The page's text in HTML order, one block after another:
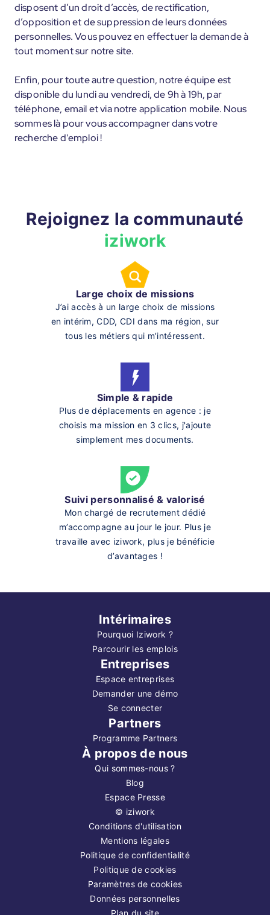
disposent d’un droit d’accès, de rectification,
d’opposition et de suppression de leurs données
personnelles. Vous pouvez en effectuer la demande à
tout moment sur notre site.
Enfin, pour toute autre question, notre équipe est
disponible du lundi au vendredi, de 9h à 19h, par
téléphone, email et via notre application mobile. Nous
sommes là pour vous accompagner dans votre
recherche d'emploi !
Rejoignez la communauté
iziwork
Large choix de missions
J’ai accès à un large choix de missions
en intérim, CDD, CDI dans ma région, sur
tous les métiers qui m’intéressent.
Simple & rapide
Plus de déplacements en agence : je
choisis ma mission en 3 clics, j'ajoute
simplement mes documents.
Suivi personnalisé & valorisé
Mon chargé de recrutement dédié
m’accompagne au jour le jour. Plus je
travaille avec iziwork, plus je bénéficie
d’avantages !
Intérimaires
Pourquoi Iziwork ?
Parcourir les emplois
Entreprises
Espace entreprises
Demander une démo
Se connecter
Partners
Programme Partners
À propos de nous
Qui sommes-nous ?
Blog
Espace Presse
© iziwork
Conditions d'utilisation
Mentions légales
Politique de confidentialité
Politique de cookies
Paramètres de cookies
Données personnelles
Plan du site